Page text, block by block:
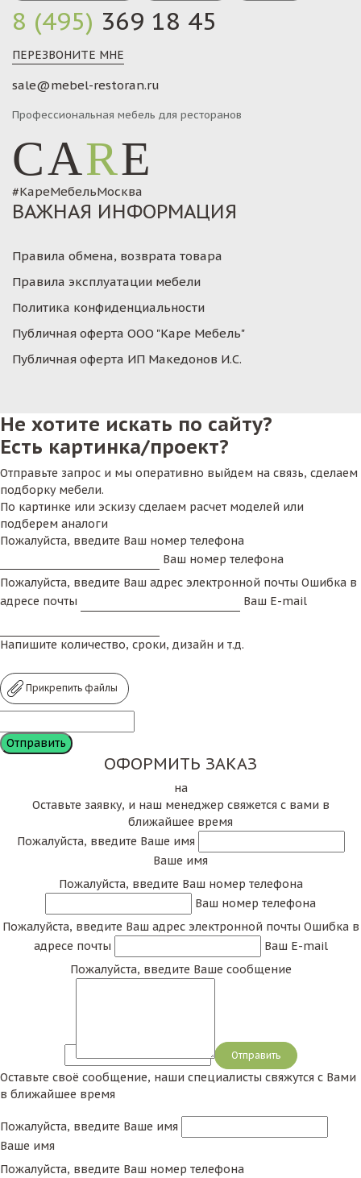
8 (495) 369 18 45
ПЕРЕЗВОНИТЕ МНЕ
sale@mebel-restoran.ru
Профессиональная мебель для ресторанов
CARE
#КареМебельМосква
ВАЖНАЯ ИНФОРМАЦИЯ
Правила обмена, возврата товара
Правила эксплуатации мебели
Политика конфиденциальности
Публичная оферта ООО "Каре Мебель"
Публичная оферта ИП Македонов И.С.
Не хотите искать по сайту?
Есть картинка/проект?
Отправьте запрос и мы оперативно выйдем на связь, сделаем
подборку мебели.
По картинке или эскизу сделаем расчет моделей или
подберем аналоги
Пожалуйста, введите Ваш номер телефона
Ваш номер телефона
Пожалуйста, введите Ваш адрес электронной почты Ошибка в
адресе почты
Ваш E-mail
Напишите количество, сроки, дизайн и т.д.
Прикрепить файлы
ОФОРМИТЬ ЗАКАЗ
на
Оставьте заявку, и наш менеджер свяжется с вами в
ближайшее время
Пожалуйста, введите Ваше имя
Ваше имя
Пожалуйста, введите Ваш номер телефона
Ваш номер телефона
Пожалуйста, введите Ваш адрес электронной почты Ошибка в
адресе почты
Ваш E-mail
Пожалуйста, введите Ваше сообщение
Сообщение
Оставьте своё сообщение, наши специалисты свяжутся с Вами
в ближайшее время
Пожалуйста, введите Ваше имя
Ваше имя
Пожалуйста, введите Ваш номер телефона